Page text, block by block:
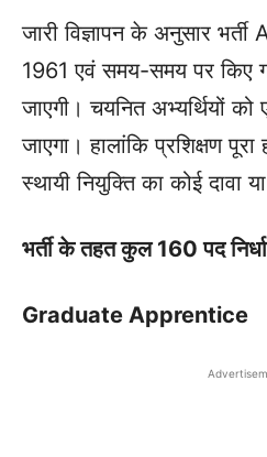
जारी विज्ञापन के अनुसार
1961 एवं समय-समय पर किए
जाएगी। चयनित अभ्यर्थियों को
जाएगा। हालांकि प्रशिक्षण
स्थायी नियुक्ति का कोई दावा
भर्ती के तहत कुल 160 पद
Graduate Apprentice